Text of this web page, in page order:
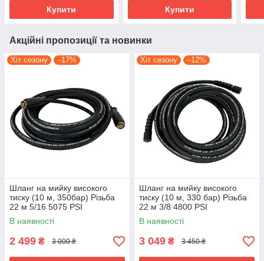
Купити Купити
Акційні пропозиції та новинки
Хіт сезону –17%
Шланг на мийку високого
тиску (10 м, 350бар) Різьба
22 м 5/16 5075 PSI
В наявності
2 499 ₴ 3 000 ₴
Хіт сезону –12%
Шланг на мийку високого
тиску (10 м, 330 бар) Різьба
22 м 3/8 4800 PSI
В наявності
3 049 ₴ 3 450 ₴